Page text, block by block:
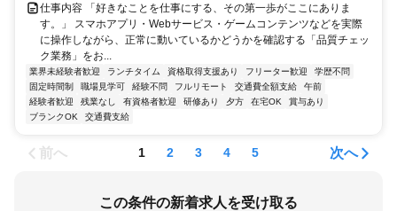
仕事内容 「好きなことを仕事にする、その第一歩がここにありま
す。」 スマホアプリ・Webサービス・ゲームコンテンツなどを実際
に操作しながら、正常に動いているかどうかを確認する「品質チェッ
ク業務」をお...
業界未経験者歓迎 ランチタイム 資格取得支援あり フリーター歓迎
学歴不問
固定時間制
職場見学可 経験不問 フルリモート 交通費全額支給
午前
経験者歓迎
残業なし 有資格者歓迎 研修あり 夕方 在宅OK
賞与あり
ブランクOK
交通費支給
前へ 1 2 3 4 5 次へ
この条件の新着求人を受け取る